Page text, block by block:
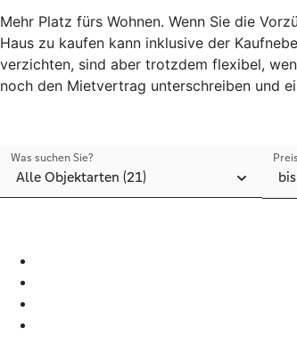
Mehr Platz fürs Wohnen. Wenn Sie die
Haus zu kaufen kann inklusive der
verzichten, sind aber trotzdem flexibel,
noch den Mietvertrag unterschreiben und